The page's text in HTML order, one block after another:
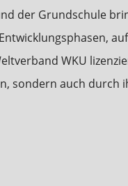
der Grundschule
WKU
sondern auch durch